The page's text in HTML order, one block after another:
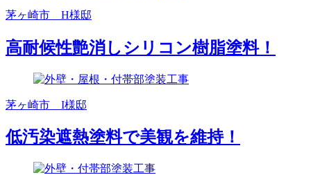
茅ヶ崎市 H様邸
高耐候性艶消しシリコン樹脂塗料！
茅ヶ崎市 I様邸
低汚染遮熱塗料で美観を維持！